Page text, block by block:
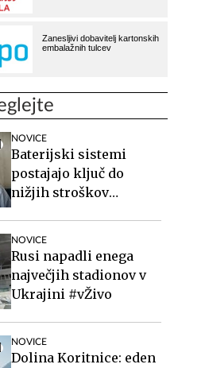
NOVICE
Baterijski sistemi
postajajo ključ do
nižjih stroškov
NOVICE
Rusi napadli enega
največjih stadionov v
Ukrajini #vŽivo
NOVICE
Dolina Koritnice: eden